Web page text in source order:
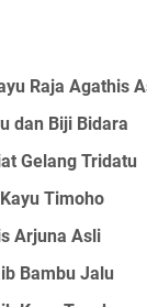
Raja Agathis
dan Biji Bidara
Gelang Tridatu
Timoho
Arjuna Asli
Bambu Jalu